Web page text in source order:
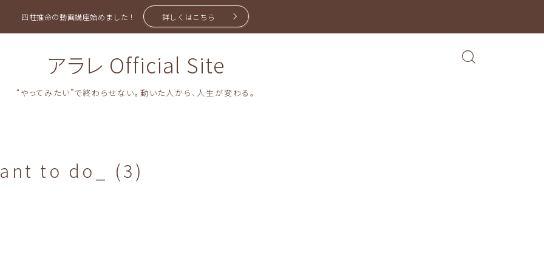
四柱推命の動画講座始めました！ 詳しくはこちら
アラレ Official Site
“やってみたい”で終わらせない。動いた人から、人生が変わる。
to do_ (3)